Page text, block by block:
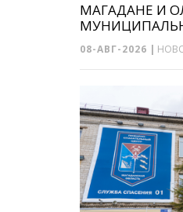
МАГАДАНЕ И
08-АВГ-2026 |